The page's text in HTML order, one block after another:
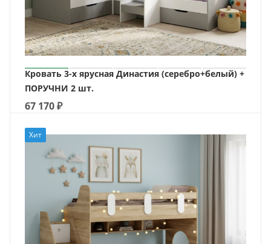
Кровать 3-х ярусная Династия (серебро+белый) +
ПОРУЧНИ 2 шт.
67 170₽
Хит